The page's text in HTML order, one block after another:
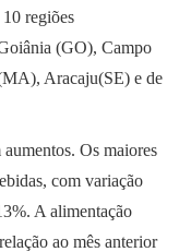
regiões
(GO), Campo
Aracaju(SE) e de
Os maiores
com variação
A alimentação
ao mês anterior